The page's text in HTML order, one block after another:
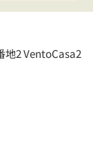
地2 VentoCasa2